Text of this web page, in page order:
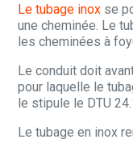
Le tubage inox se
une cheminée. Le
les cheminées à
Le conduit doit
pour laquelle le
le stipule le DTU
Le tubage en inox